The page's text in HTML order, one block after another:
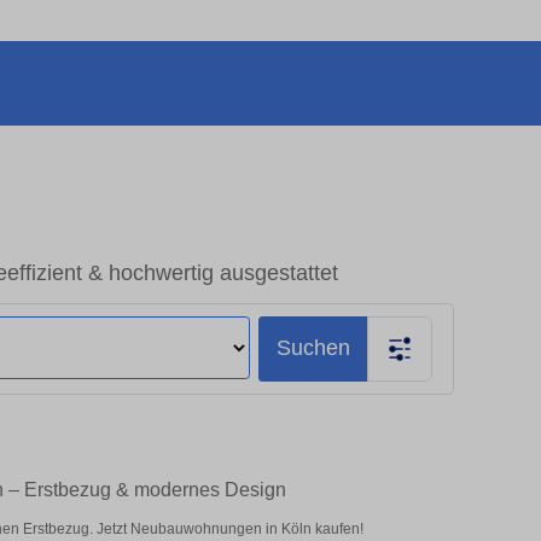
& hochwertig ausgestattet
Suchen
Erstbezug & modernes Design
Erstbezug. Jetzt Neubauwohnungen in Köln kaufen!